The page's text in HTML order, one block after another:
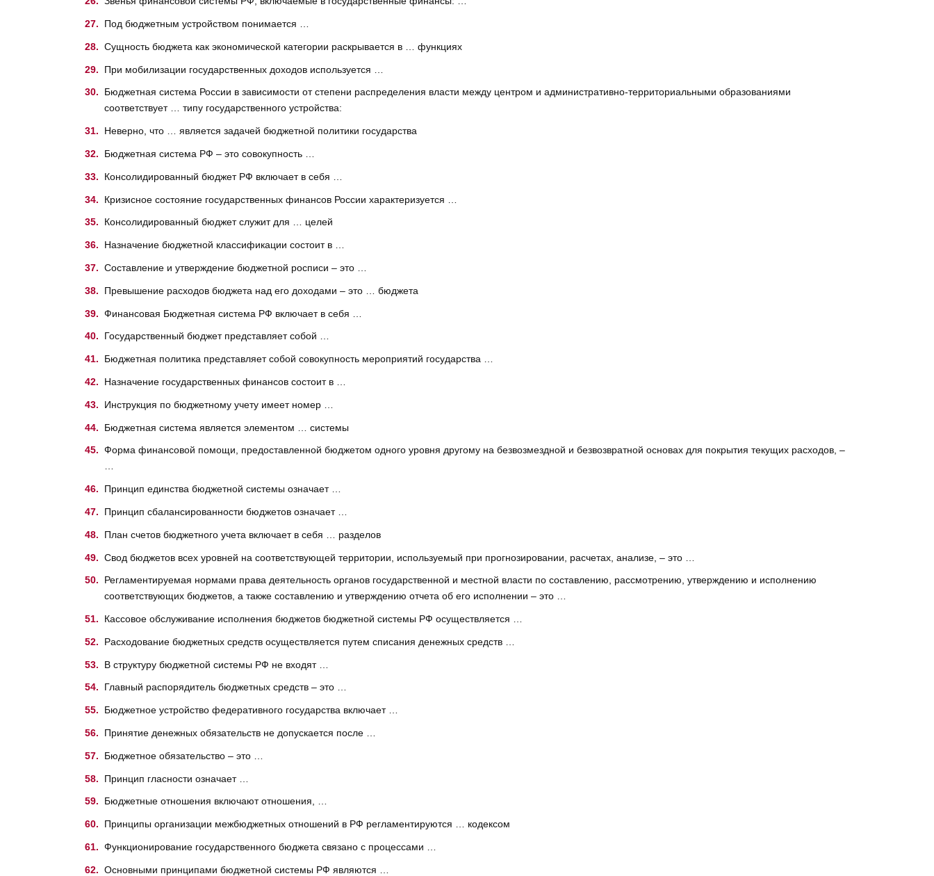
Под бюджетным устройством понимается …
Сущность бюджета как экономической категории раскрывается в … функциях
При мобилизации государственных доходов используется …
Бюджетная система России в зависимости от степени распределения власти между центром и административно-территориальными образованиями
соответствует … типу государственного устройства:
Неверно, что … является задачей бюджетной политики государства
Бюджетная система РФ – это совокупность …
Консолидированный бюджет РФ включает в себя …
Кризисное состояние государственных финансов России характеризуется …
Консолидированный бюджет служит для … целей
Назначение бюджетной классификации состоит в …
Составление и утверждение бюджетной росписи – это …
Превышение расходов бюджета над его доходами – это … бюджета
Финансовая Бюджетная система РФ включает в себя …
Государственный бюджет представляет собой …
Бюджетная политика представляет собой совокупность мероприятий государства …
Назначение государственных финансов состоит в …
Инструкция по бюджетному учету имеет номер …
Бюджетная система является элементом … системы
Форма финансовой помощи, предоставленной бюджетом одного уровня другому на безвозмездной и безвозвратной основах для покрытия текущих расходов, –
…
Принцип единства бюджетной системы означает …
Принцип сбалансированности бюджетов означает …
План счетов бюджетного учета включает в себя … разделов
Свод бюджетов всех уровней на соответствующей территории, используемый при прогнозировании, расчетах, анализе, – это …
Регламентируемая нормами права деятельность органов государственной и местной власти по составлению, рассмотрению, утверждению и исполнению
соответствующих бюджетов, а также составлению и утверждению отчета об его исполнении – это …
Кассовое обслуживание исполнения бюджетов бюджетной системы РФ осуществляется …
Расходование бюджетных средств осуществляется путем списания денежных средств …
В структуру бюджетной системы РФ не входят …
Главный распорядитель бюджетных средств – это …
Бюджетное устройство федеративного государства включает …
Принятие денежных обязательств не допускается после …
Бюджетное обязательство – это …
Принцип гласности означает …
Бюджетные отношения включают отношения, …
Принципы организации межбюджетных отношений в РФ регламентируются … кодексом
Функционирование государственного бюджета связано с процессами …
Основными принципами бюджетной системы РФ являются …